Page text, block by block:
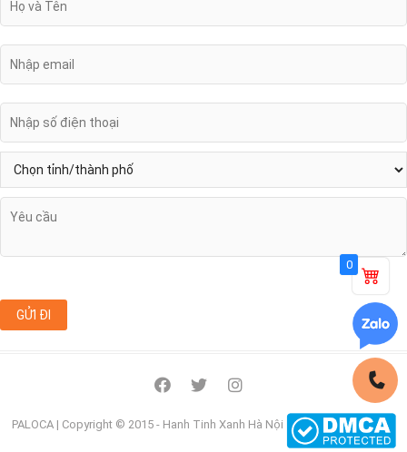
facebook
twitterinstagram
PALOCA| Copyright © 2015 - Hanh Tinh Xanh Hà Nội
0